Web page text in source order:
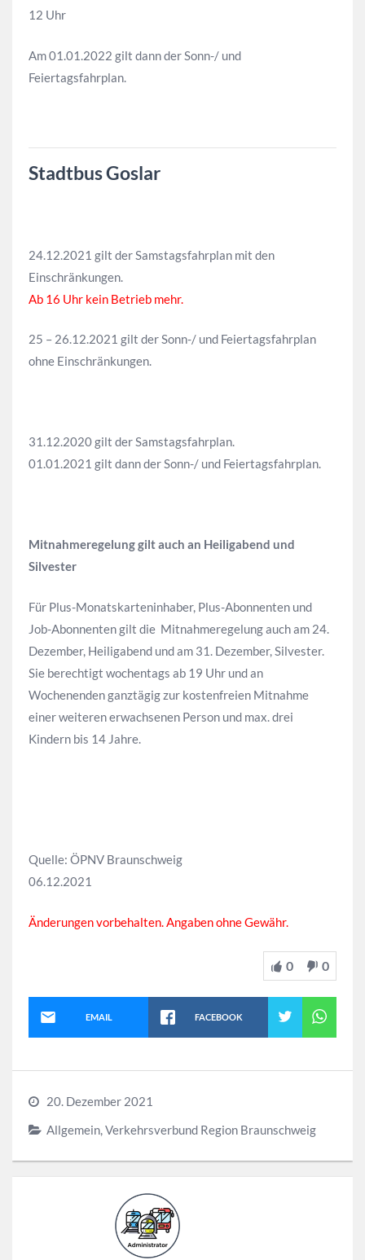
12 Uhr
Am 01.01.2022 gilt dann der Sonn-/ und
Feiertagsfahrplan.
Stadtbus Goslar
24.12.2021 gilt der Samstagsfahrplan mit den
Einschränkungen.
Ab 16 Uhr kein Betrieb mehr.
25 – 26.12.2021 gilt der Sonn-/ und Feiertagsfahrplan
ohne Einschränkungen.
31.12.2020 gilt der Samstagsfahrplan.
01.01.2021 gilt dann der Sonn-/ und Feiertagsfahrplan.
Mitnahmeregelung gilt auch an Heiligabend und
Silvester
Für Plus-Monatskarteninhaber, Plus-Abonnenten und
Job-Abonnenten gilt die Mitnahmeregelung auch am 24.
Dezember, Heiligabend und am 31. Dezember, Silvester.
Sie berechtigt wochentags ab 19 Uhr und an
Wochenenden ganztägig zur kostenfreien Mitnahme
einer weiteren erwachsenen Person und max. drei
Kindern bis 14 Jahre.
Quelle: ÖPNV Braunschweig
06.12.2021
Änderungen vorbehalten. Angaben ohne Gewähr.
0 0
EMAIL FACEBOOK
20. Dezember 2021
Allgemein,Verkehrsverbund Region Braunschweig